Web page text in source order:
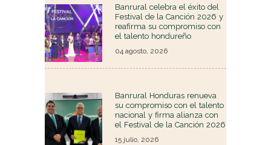
Banrural celebra el éxito del
Festival de la Canción 2026 y
reafirma su compromiso con
el talento hondureño
04 agosto, 2026
Banrural Honduras renueva
su compromiso con el talento
nacional y firma alianza con
el Festival de la Canción 2026
15 julio, 2026